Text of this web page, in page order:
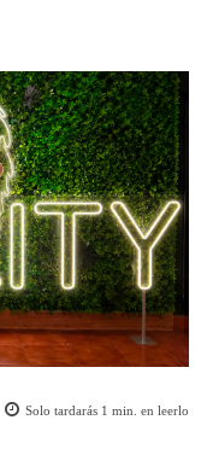
Solo tardarás 1 min. en leerlo